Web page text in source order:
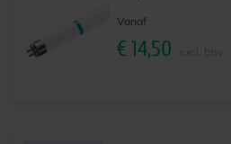
Vanaf
€14,50